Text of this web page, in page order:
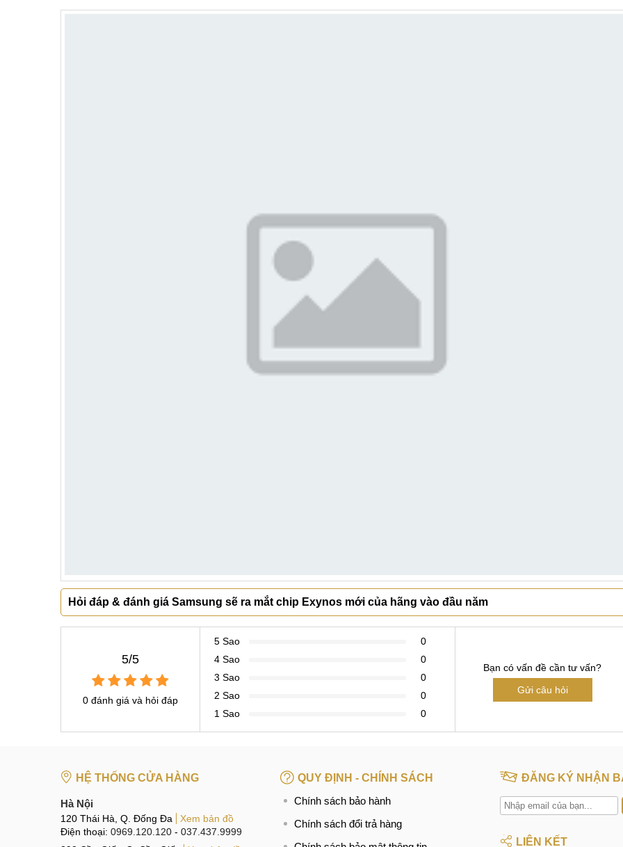
Hỏi đáp & đánh giá Samsung sẽ ra mắt chip Exynos mới của hãng vào đầu năm
5/5
0 đánh giá và hỏi đáp
5 Sao
0
4 Sao
0
3 Sao
0
2 Sao
0
1 Sao
0
Bạn có vấn đề cần tư vấn?
Gửi câu hỏi
HỆ THỐNG CỬA HÀNG
Hà Nội
120 Thái Hà, Q. Đống Đa
Xem bản đồ
Điện thoại: 0969.120.120 - 037.437.9999
QUY ĐỊNH - CHÍNH SÁCH
Chính sách bảo hành
Chính sách đổi trả hàng
ĐĂNG KÝ NHẬN
LIÊN KẾT